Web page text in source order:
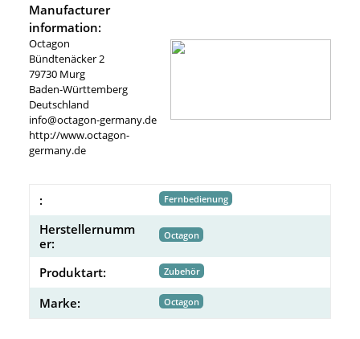
Manufacturer
information:
Octagon
Bündtenäcker 2
79730 Murg
Baden-Württemberg
Deutschland
info@octagon-germany.de
http://www.octagon-
germany.de
: Fernbedienung
Herstellernumm
er:
Octagon
Produktart: Zubehör
Marke: Octagon